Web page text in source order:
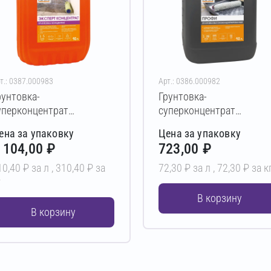
0387.000983
10 л
за упаковку
104,00 ₽
₽ за л , 310,40 ₽ за
В корзину
Арт.: 0386.000982
Грунтовка-
суперконцентрат
Цена за упаковку
723,00 ₽
72,30 ₽ за л , 72,30 ₽ за
В корзину